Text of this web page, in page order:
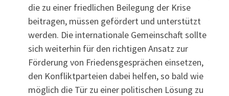
die zu einer friedlichen Beilegung der Krise
beitragen, müssen gefördert und unterstützt
werden. Die internationale Gemeinschaft sollte
sich weiterhin für den richtigen Ansatz zur
Förderung von Friedensgesprächen einsetzen,
den Konfliktparteien dabei helfen, so bald wie
möglich die Tür zu einer politischen Lösung zu